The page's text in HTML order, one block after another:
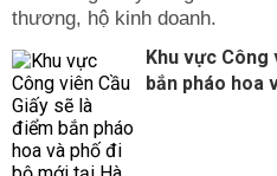
thương, hộ kinh doanh.
Khu vực Công
bắn pháo hoa